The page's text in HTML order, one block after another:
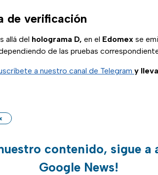
de verificación
allá del holograma D, en el Edomex se
de las pruebas
a nuestro canal de Telegram y
contenido, sigue a
Google News!